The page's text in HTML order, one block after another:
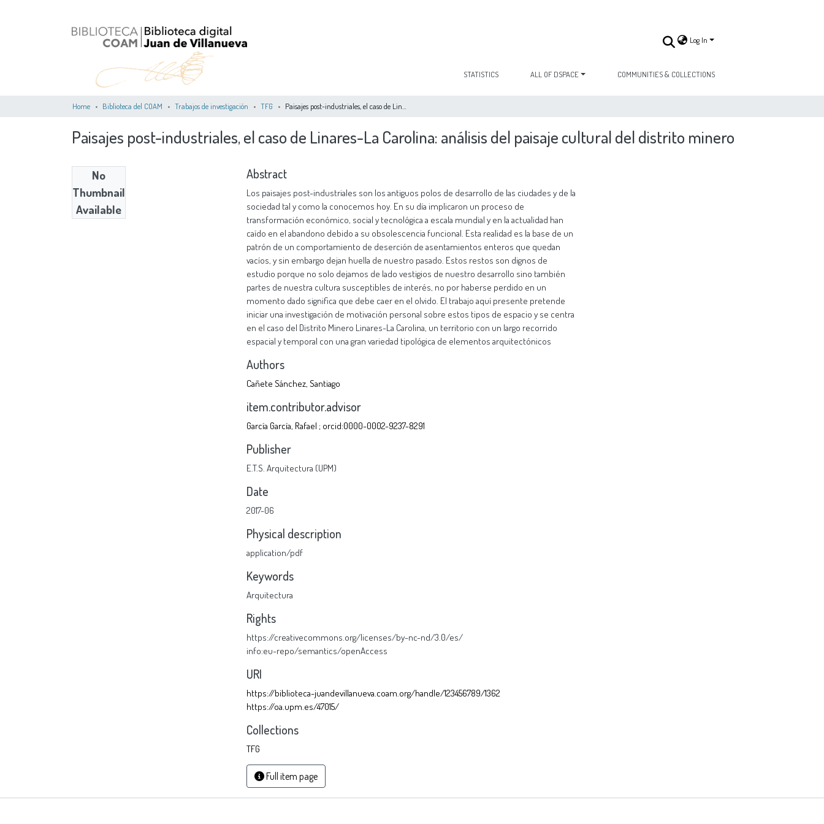
Log In
COMMUNITIES & COLLECTIONS
ALL OF DSPACE
STATISTICS
Home Biblioteca del COAM Trabajos de investigación TFG
Paisajes post-industriales, el caso de Linares-La Carolina: análisis del paisaje cultural del distrito minero
No
Thumbnail
Available
Abstract
Los paisajes post-industriales son los antiguos polos de desarrollo de las ciudades y de la
sociedad tal y como la conocemos hoy. En su día implicaron un proceso de
transformación económico, social y tecnológica a escala mundial y en la actualidad han
caído en el abandono debido a su obsolescencia funcional. Esta realidad es la base de un
patrón de un comportamiento de deserción de asentamientos enteros que quedan
vacíos, y sin embargo dejan huella de nuestro pasado. Estos restos son dignos de
estudio porque no solo dejamos de lado vestigios de nuestro desarrollo sino también
partes de nuestra cultura susceptibles de interés, no por haberse perdido en un
momento dado significa que debe caer en el olvido. El trabajo aquí presente pretende
iniciar una investigación de motivación personal sobre estos tipos de espacio y se centra
en el caso del Distrito Minero Linares-La Carolina, un territorio con un largo recorrido
espacial y temporal con una gran variedad tipológica de elementos arquitectónicos
Authors
Cañete Sánchez, Santiago
item.contributor.advisor
García García, Rafael ; orcid:0000-0002-9237-8291
Publisher
E.T.S. Arquitectura (UPM)
Date
2017-06
Physical description
application/pdf
Keywords
Arquitectura
Rights
https://creativecommons.org/licenses/by-nc-nd/3.0/es/
info:eu-repo/semantics/openAccess
URI
https://biblioteca-juandevillanueva.coam.org/handle/123456789/1362
https://oa.upm.es/47015/
Collections
TFG
Full item page